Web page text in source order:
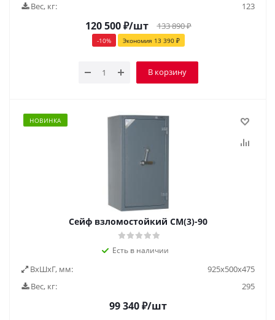
Вес, кг:
123
120 500₽/шт 133 890₽
-10% Экономия 13 390₽
В корзину
НОВИНКА
Сейф взломостойкий СМ(3)-90
Есть в наличии
ВxШxГ, мм:
925x500x475
Вес, кг:
295
99 340₽/шт